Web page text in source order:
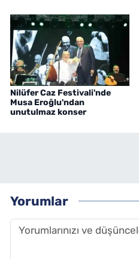
Nilüfer Caz Festivali'nde
Musa Eroğlu'ndan
unutulmaz konser
Yorumlar